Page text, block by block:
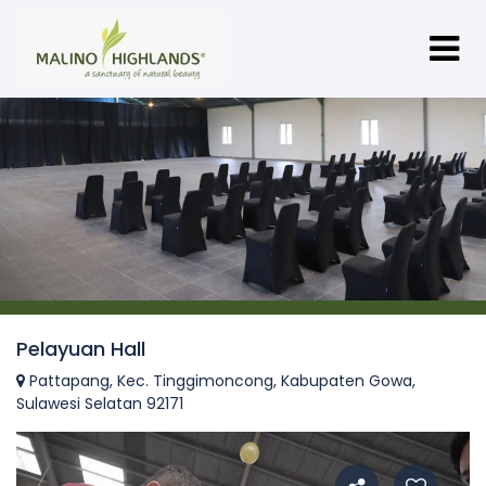
Pelayuan Hall
Pattapang, Kec. Tinggimoncong, Kabupaten Gowa,
Sulawesi Selatan 92171